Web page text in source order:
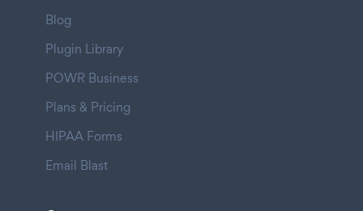
Blog
Plugin Library
POWR Business
Plans & Pricing
HIPAA Forms
Email Blast